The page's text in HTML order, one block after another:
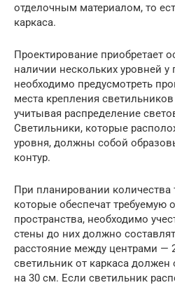
отделочным материалом, то
каркаса.
Проектирование приобретает
наличии нескольких уровней у
необходимо предусмотреть
места крепления
учитывая распределение
Светильники, которые
уровня, должны собой
контур.
При планировании количества
которые обеспечат требуемую
пространства, необходимо
стены до них должно
расстояние между центрами —
светильник от каркаса должен
на 30 см. Если светильник